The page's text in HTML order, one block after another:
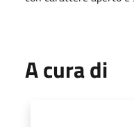
A cura di